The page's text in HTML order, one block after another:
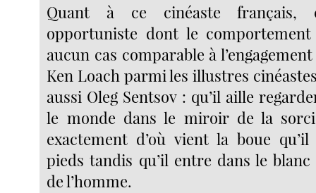
Quant à ce cinéaste français,
opportuniste dont le comportement
aucun cas comparable à
Ken Loach parmi les illustres
aussi Oleg Sentsov : qu’il aille
le monde dans le miroir de la
exactement d’où vient la boue
pieds tandis qu’il entre dans le
de l’homme.